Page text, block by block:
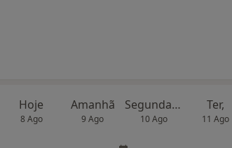
Hoje
8 Ago
Amanhã
9 Ago
Segunda-feira
10 Ago
Ter,
11 Ago